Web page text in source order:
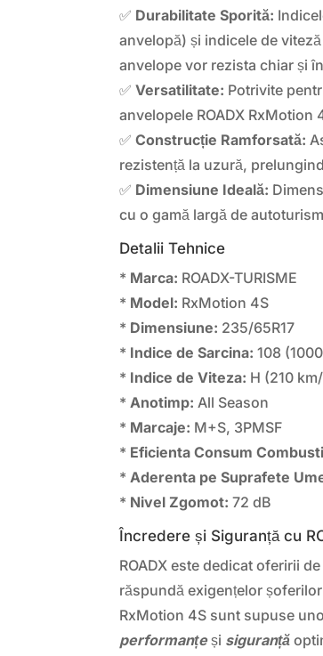
✅ Durabilitate Sporită:
anvelopă) și indicele de
anvelope vor rezista chiar și
✅Versatilitate: Potrivite
anvelopele ROADX
✅Construcție Ramforsată:
rezistență la uzură,
✅ Dimensiune Ideală:
cu o gamă largă de
Detalii Tehnice
* Marca: ROADX-TURISME
* Model: RxMotion 4S
* Dimensiune: 235/65R17
* Indice de Sarcina: 108
* Indice de Viteza: H (210
* Anotimp: All Season
* Marcaje: M+S, 3PMSF
* Eficienta Consum
* Aderenta pe Suprafete
* Nivel Zgomot: 72 dB
Încredere și Siguranță cu
ROADX este dedicat oferirii
răspundă exigențelor
RxMotion 4S sunt supuse
performanțeși siguranță